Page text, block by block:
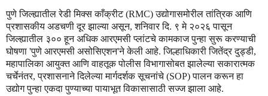
पुणेजिल्ह्यातीलरेडीमिक्सकाँक्रीट(RMC)उद्योगासमोरीलतांत्रिकआणि
प्रशासकीयअडचणीदूरझाल्याअसून,शनिवारदि. ९ मे २०२६ पासून
जिल्ह्यातील ३०० हूनअधिकआरएमसीप्लांटचेकामकाजपुन्हासुरूकरण्याची
घोषणा 'पुणेआरएमसीअसोसिएशन'नेकेलीआहे.जिल्हाधिकारीजितेंद्रदुड्डी,
महापालिकाआयुक्तआणिवाहतूकपोलीसविभागासोबतझालेल्यासकारात्मक
चर्चेनंतर,प्रशासनानेदिलेल्यामार्गदर्शकसूचनांचे (SOP)पालनकरूनहा
उद्योगपुन्हाएकदापुण्याच्यापायाभूतविकासासाठीसज्जझालाआहे.